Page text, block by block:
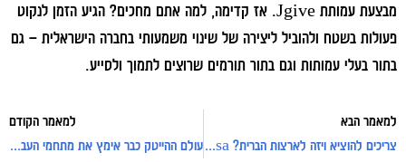
מבצעת עמותת Jgive. אז קדימה, למה אתם מחכים? הגיע הזמן לנקוט
פעולות בשטח ולהוביל ליצירה של שינוי משמעותי בחברה הישראלית – גם
בתור בעלי עמותות וגם בתור תורמים שרוצים לתמוך ולסייע.
למאמר הבא
צריכים להוציא ויזה לארצות הברית? Liberty usa יוכלו לסייע, ויותר ממה שאתם מתארים לעצמכם
למאמר הקודם
עולם ההייטק כבר אימץ את מתחמי העבודה המשותפים, וזה לא צירוף מקרים